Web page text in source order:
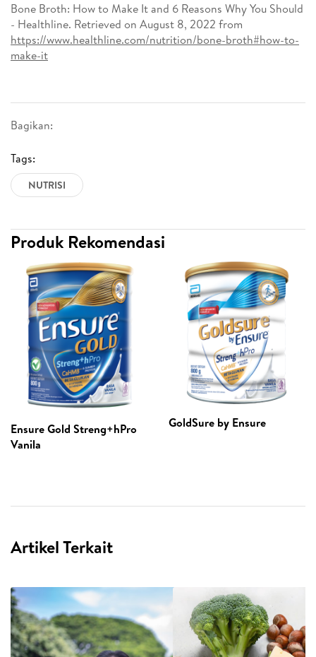
Bagikan:
Tags:
NUTRISI
Bone Broth: How to Make It and 6 Reasons Why You Should
- Healthline. Retrieved on August 8, 2022 from
https://www.healthline.com/nutrition/bone-broth#how-to-
make-it
Produk Rekomendasi
Ensure Gold Streng+hPro
Vanila
GoldSure by Ensure
Artikel Terkait